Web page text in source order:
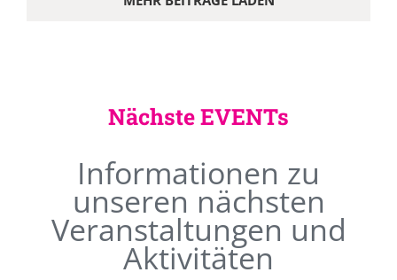
Nächste EVENTs
Informationen zu
unseren nächsten
Veranstaltungen und
Aktivitäten